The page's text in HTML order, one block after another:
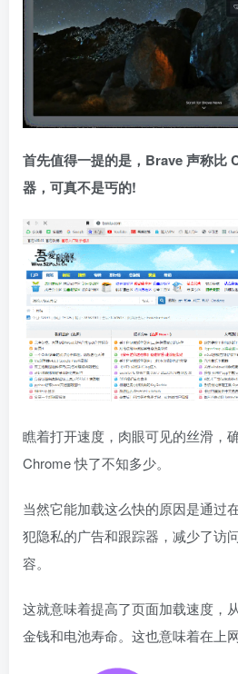
首先值得一提的是， Brave 声称比
器 ，可真不是丐的!
瞧着打开速度，肉眼可见的丝滑，
Chrome 快了不知多少。
当然它能加载这么快的原因是通过
犯隐私的广告和跟踪器，减少了访
容。
这就意味着提高了页面加载速度，
金钱和电池寿命。这也意味着在上